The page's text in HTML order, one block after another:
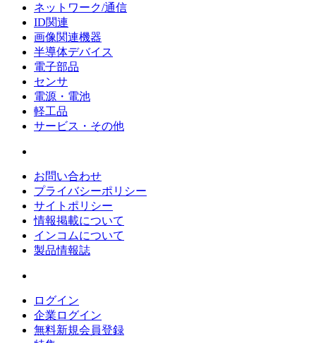
ネットワーク/通信
ID関連
画像関連機器
半導体デバイス
電子部品
センサ
電源・電池
軽工品
サービス・その他
お問い合わせ
プライバシーポリシー
サイトポリシー
情報掲載について
インコムについて
製品情報誌
ログイン
企業ログイン
無料新規会員登録